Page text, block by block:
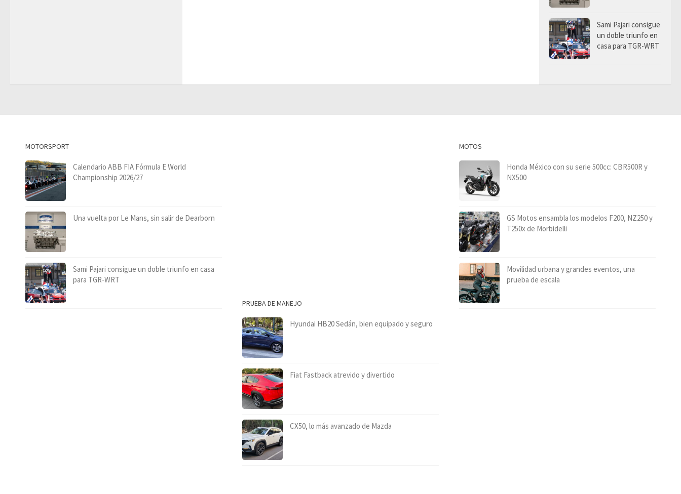
Sami Pajari consigue
un doble triunfo en
casa para TGR-WRT
MOTORSPORT
Calendario ABB FIA Fórmula E World
Championship 2026/27
Una vuelta por Le Mans, sin salir de Dearborn
Sami Pajari consigue un doble triunfo en casa
para TGR-WRT
PRUEBA DE MANEJO
Hyundai HB20 Sedán, bien equipado y seguro
Fiat Fastback atrevido y divertido
CX50, lo más avanzado de Mazda
MOTOS
Honda México con su serie 500cc: CBR500R y
NX500
GS Motos ensambla los modelos F200, NZ250 y
T250x de Morbidelli
Movilidad urbana y grandes eventos, una
prueba de escala